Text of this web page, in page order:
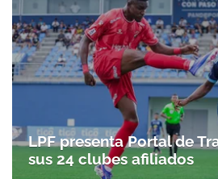
LPF presenta Portal de
sus 24 clubes afiliados